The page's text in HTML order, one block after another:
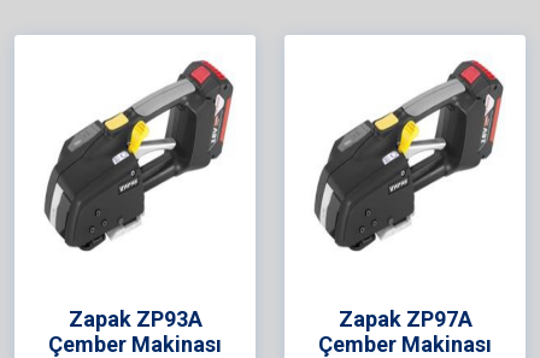
Zapak ZP93A
Çember Makinası
Zapak ZP97A
Çember Makinası